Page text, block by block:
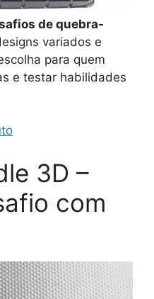
de quebra-
variados e
para quem
e testar habilidades
3D –
com